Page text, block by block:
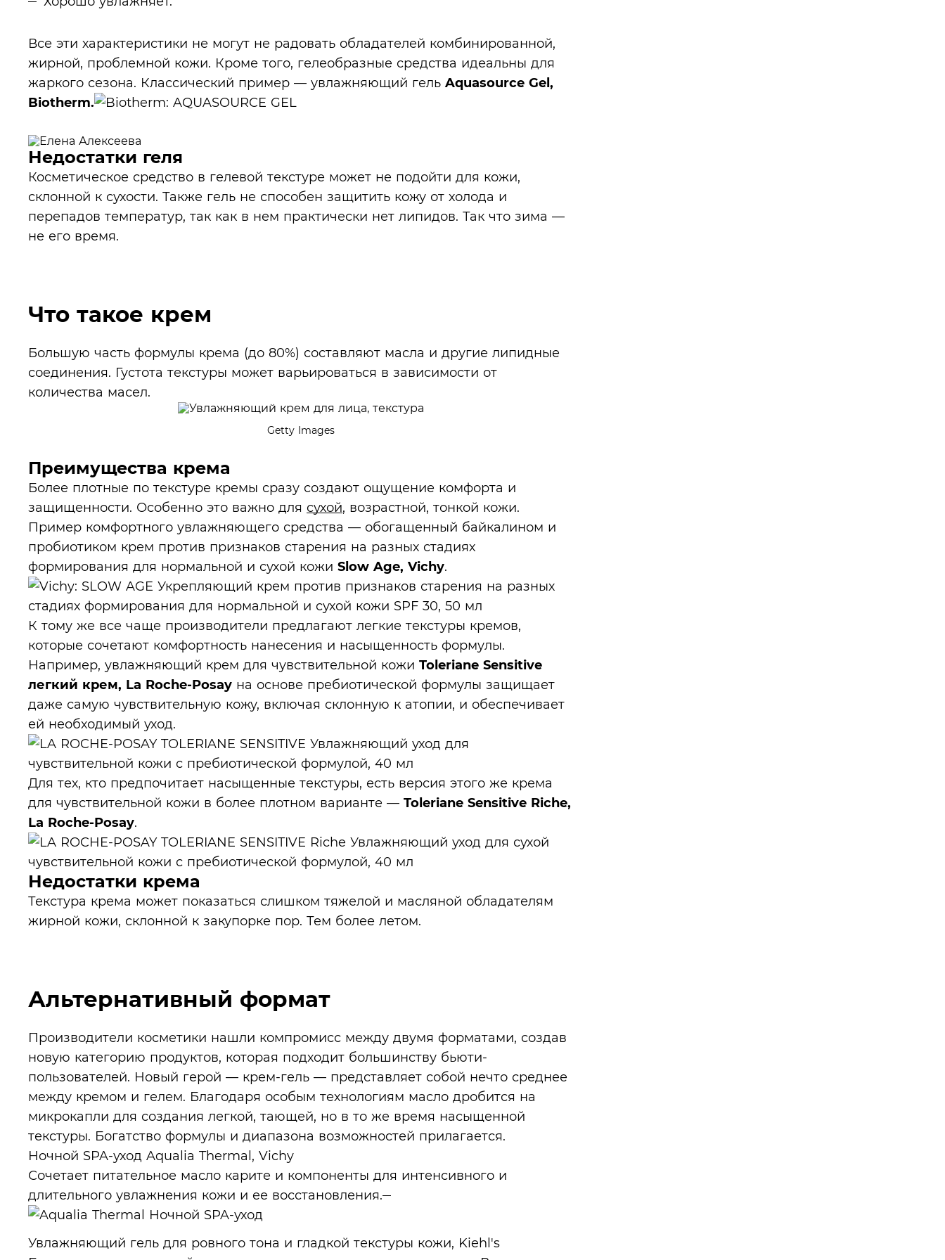
Все эти характеристики не могут не радовать обладателей комбинированной,
жирной, проблемной кожи. Кроме того, гелеобразные средства идеальны для
жаркого сезона. Классический пример — увлажняющий гель Aquasource Gel,
Biotherm.
Недостатки геля
Косметическое средство в гелевой текстуре может не подойти для кожи,
склонной к сухости. Также гель не способен защитить кожу от холода и
перепадов температур, так как в нем практически нет липидов. Так что зима —
не его время.
Что такое крем
Большую часть формулы крема (до 80%) составляют масла и другие липидные
соединения. Густота текстуры может варьироваться в зависимости от
количества масел.
Getty Images
Преимущества крема
Более плотные по текстуре кремы сразу создают ощущение комфорта и
защищенности. Особенно это важно для сухой, возрастной, тонкой кожи.
Пример комфортного увлажняющего средства — обогащенный байкалином и
пробиотиком крем против признаков старения на разных стадиях
формирования для нормальной и сухой кожи Slow Age, Vichy.
К тому же все чаще производители предлагают легкие текстуры кремов,
которые сочетают комфортность нанесения и насыщенность формулы.
Например, увлажняющий крем для чувствительной кожи Toleriane Sensitive
легкий крем, La Roche-Posay на основе пребиотической формулы защищает
даже самую чувствительную кожу, включая склонную к атопии, и обеспечивает
ей необходимый уход.
Для тех, кто предпочитает насыщенные текстуры, есть версия этого же крема
для чувствительной кожи в более плотном варианте — Toleriane Sensitive Riche,
La Roche-Posay.
Недостатки крема
Текстура крема может показаться слишком тяжелой и масляной обладателям
жирной кожи, склонной к закупорке пор. Тем более летом.
Альтернативный формат
Производители косметики нашли компромисс между двумя форматами, создав
новую категорию продуктов, которая подходит большинству бьюти-
пользователей. Новый герой — крем-гель — представляет собой нечто среднее
между кремом и гелем. Благодаря особым технологиям масло дробится на
микрокапли для создания легкой, тающей, но в то же время насыщенной
текстуры. Богатство формулы и диапазона возможностей прилагается.
Ночной SPA-уход Aqualia Thermal, Vichy
Сочетает питательное масло карите и компоненты для интенсивного и
длительного увлажнения кожи и ее восстановления.
Увлажняющий гель для ровного тона и гладкой текстуры кожи, Kiehl's